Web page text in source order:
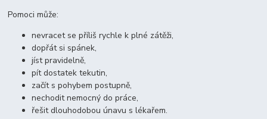
Pomoci může:
nevracet se příliš rychle k plné zátěži,
dopřát si spánek,
jíst pravidelně,
pít dostatek tekutin,
začít s pohybem postupně,
nechodit nemocný do práce,
řešit dlouhodobou únavu s lékařem.